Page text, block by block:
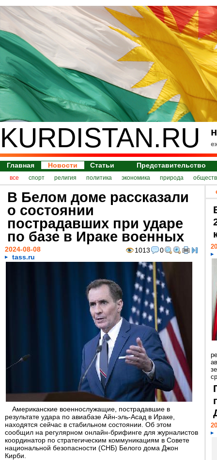
KURDISTAN.RU
Главная Новости Статьи Представительство
все спорт религия политика экономика природа
В Белом доме рассказали
о состоянии
пострадавших при ударе
по базе в Ираке военных
1013 0
2024-08-08
tass.ru
Американские военнослужащие, пострадавшие в
результате удара по авиабазе Айн-эль-Асад в Ираке,
находятся сейчас в стабильном состоянии. Об этом
сообщил на регулярном онлайн-брифинге для журналистов
координатор по стратегическим коммуникациям в Совете
национальной безопасности (СНБ) Белого дома Джон
Кирби.